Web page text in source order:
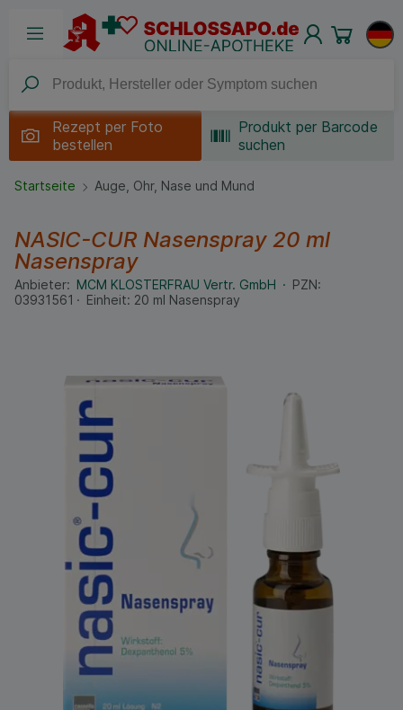
Rezept per Foto
bestellen
Produkt per Barcode
suchen
Startseite Auge, Ohr, Nase und Mund
NASIC-CUR Nasenspray 20 ml
Nasenspray
Anbieter: MCM KLOSTERFRAU Vertr. GmbH
PZN:
03931561
Einheit: 20 ml Nasenspray